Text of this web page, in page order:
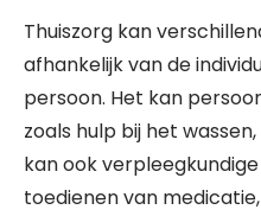
Thuiszorg kan
afhankelijk van de
persoon. Het kan
zoals hulp bij het
kan ook
toedienen van